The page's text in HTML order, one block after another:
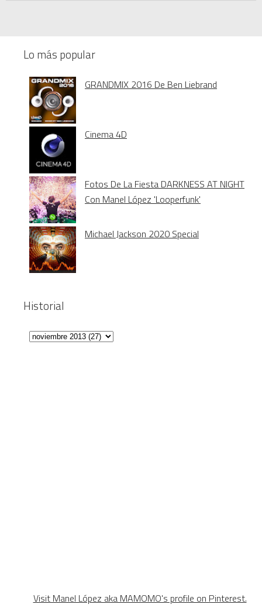
Lo más popular
GRANDMIX 2016 De Ben Liebrand
Cinema 4D
Fotos De La Fiesta DARKNESS AT NIGHT
Con Manel López 'Looperfunk'
Michael Jackson 2020 Special
Historial
Visit Manel López aka MAMOMO's profile on Pinterest.